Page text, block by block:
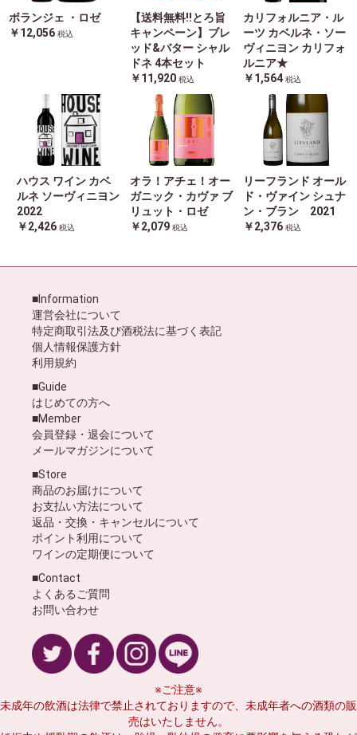
ボランジェ ・ロゼ
￥12,056 税込
【送料無料!!とろ旨
キャンペーン】ブレ
ッド&バター シャル
ドネ 4本セット
￥11,920 税込
カリフォルニア・ル
ーツ カベルネ・ソー
ヴィニヨン カリフォ
ルニア★
￥1,564 税込
ハウス ワイン カベ
ルネ ソーヴィニヨン
2022
￥2,426 税込
オラ！アチェ！オー
ガニック・カヴァ ブ
リュット・ロゼ
￥2,079 税込
リーフランド オール
ド・ヴァイン シュナ
ン・ブラン 2021
￥2,376 税込
■Information
運営会社について
特定商取引法及び酒税法に基づく表記
個人情報保護方針
利用規約
■Guide
はじめての方へ
■Member
会員登録・退会について
メールマガジンについて
■Store
商品のお届けについて
お支払い方法について
返品・交換・キャンセルについて
ポイント利用について
ワインの定期便について
■Contact
よくあるご質問
お問い合わせ
※ご注意※
未成年の飲酒は法律で禁止されておりますので、未成年者への酒類の販
売はいたしません。